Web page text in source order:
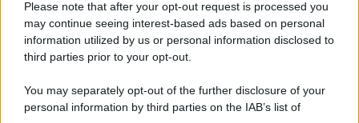
Please note that after your opt-out request is processed you
may continue seeing interest-based ads based on personal
information utilized by us or personal information disclosed to
third parties prior to your opt-out.
You may separately opt-out of the further disclosure of your
personal information by third parties on the IAB’s list of